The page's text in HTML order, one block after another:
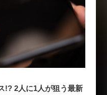
!? 2人に1人が狙う最新